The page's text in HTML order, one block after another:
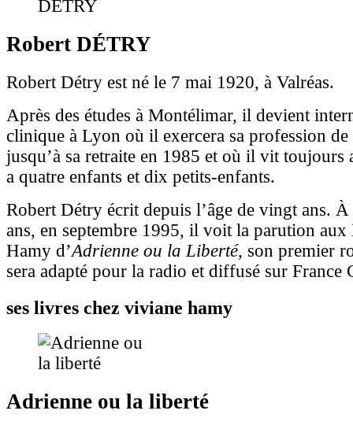
Robert DÉTRY
Robert Détry est né le 7 mai 1920, à Valréas.
Après des études à Montélimar, il devient
clinique à Lyon où il exercera sa profession
jusqu’à sa retraite en 1985 et où il vit toujours
a quatre enfants et dix petits-enfants.
Robert Détry écrit depuis l’âge de vingt ans.
ans, en septembre 1995, il voit la parution
Hamy d’Adrienne ou la Liberté, son premier
sera adapté pour la radio et diffusé sur France
ses livres chez viviane hamy
Adrienne ou la liberté